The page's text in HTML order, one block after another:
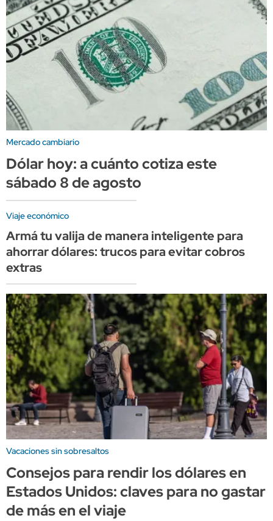
Mercado cambiario
Dólar hoy: a cuánto cotiza este
sábado 8 de agosto
Viaje económico
Armá tu valija de manera inteligente para
ahorrar dólares: trucos para evitar cobros
extras
Vacaciones sin sobresaltos
Consejos para rendir los dólares en
Estados Unidos: claves para no gastar
de más en el viaje